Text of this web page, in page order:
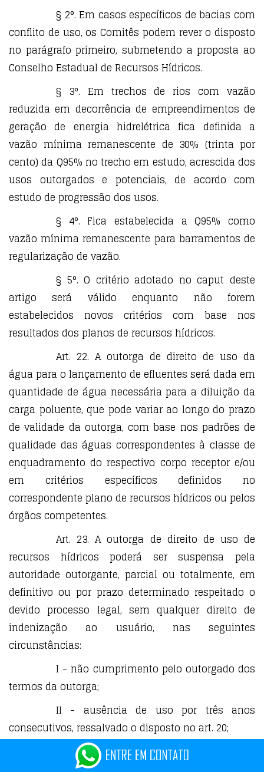
§ 2°. Em casos específicos de bacias com
conflito de uso, os Comitês podem rever o disposto
no parágrafo primeiro, submetendo a proposta ao
Conselho Estadual de Recursos Hídricos.
§ 3°. Em trechos de rios com vazão
reduzida em decorrência de empreendimentos de
geração de energia hidrelétrica fica definida a
vazão mínima remanescente de 30% (trinta por
cento) da Q95% no trecho em estudo, acrescida dos
usos outorgados e potenciais, de acordo com
estudo de progressão dos usos.
§ 4°. Fica estabelecida a Q95% como
vazão mínima remanescente para barramentos de
regularização de vazão.
§ 5°. O critério adotado no caput deste
artigo será válido enquanto não forem
estabelecidos novos critérios com base nos
resultados dos planos de recursos hídricos.
Art. 22. A outorga de direito de uso da
água para o lançamento de efluentes será dada em
quantidade de água necessária para a diluição da
carga poluente, que pode variar ao longo do prazo
de validade da outorga, com base nos padrões de
qualidade das águas correspondentes à classe de
enquadramento do respectivo corpo receptor e/ou
em critérios específicos definidos no
correspondente plano de recursos hídricos ou pelos
órgãos competentes.
Art. 23. A outorga de direito de uso de
recursos hídricos poderá ser suspensa pela
autoridade outorgante, parcial ou totalmente, em
definitivo ou por prazo determinado respeitado o
devido processo legal, sem qualquer direito de
indenização ao usuário, nas seguintes
circunstâncias:
I - não cumprimento pelo outorgado dos
termos da outorga;
II - ausência de uso por três anos
consecutivos, ressalvado o disposto no art. 20;
III - necessidade premente de água para